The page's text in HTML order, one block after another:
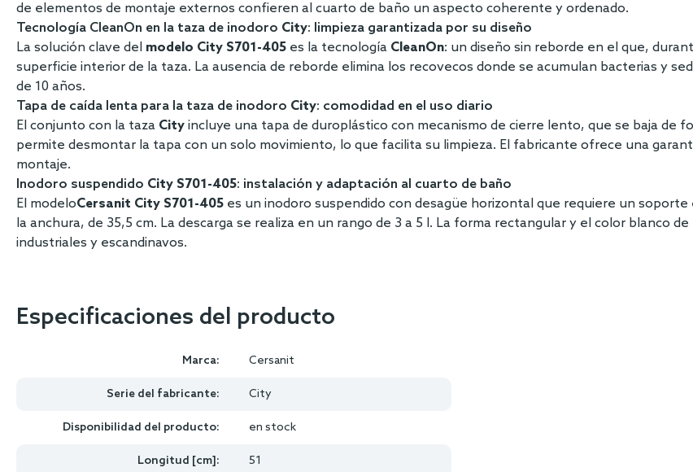
de elementos de montaje externos confieren al cuarto de baño un aspecto coherente y ordenado.
Tecnología CleanOn en la taza de inodoro City: limpieza garantizada por su diseño
La solución clave del modelo City S701-405 es la tecnología CleanOn: un diseño sin reborde en el que,
superficie interior de la taza. La ausencia de reborde elimina los recovecos donde se acumulan bacterias y
de 10 años.
Tapa de caída lenta para la taza de inodoro City: comodidad en el uso diario
El conjunto con la taza City incluye una tapa de duroplástico con mecanismo de cierre lento, que se baja de
permite desmontar la tapa con un solo movimiento, lo que facilita su limpieza. El fabricante ofrece una
montaje.
Inodoro suspendido City S701-405: instalación y adaptación al cuarto de baño
El modeloCersanit City S701-405 es un inodoro suspendido con desagüe horizontal que requiere un
la anchura, de 35,5 cm. La descarga se realiza en un rango de 3 a 5 l. La forma rectangular y el color blanco
industriales y escandinavos.
Especificaciones del producto
Marca: Cersanit
Serie del fabricante: City
Disponibilidad del producto: en stock
Longitud [cm]: 51